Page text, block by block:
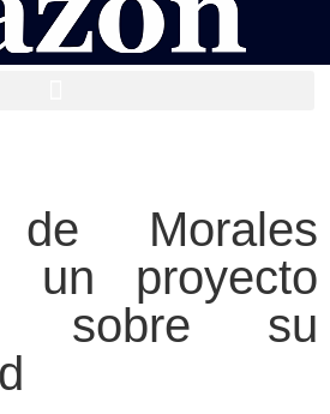
de Morales
un proyecto
sobre su